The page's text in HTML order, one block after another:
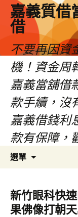
嘉義質借
借
不要再因資
機！資金周
嘉義當舖借
款手續，沒
嘉義借錢利
款有保障，
選單
容
區
新竹眼科快
果佛像打朝